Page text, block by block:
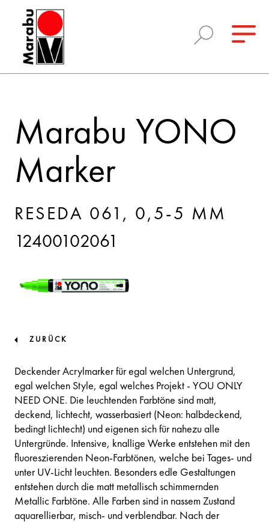
Marabu YONO
Marker
RESEDA 061, 0,5-5 MM
12400102061
ZURÜCK
Deckender Acrylmarker für egal welchen Untergrund,
egal welchen Style, egal welches Projekt - YOU ONLY
NEED ONE. Die leuchtenden Farbtöne sind matt,
deckend, lichtecht, wasserbasiert (Neon: halbdeckend,
bedingt lichtecht) und eigenen sich für nahezu alle
Untergründe. Intensive, knallige Werke entstehen mit den
fluoreszierenden Neon-Farbtönen, welche bei Tages- und
unter UV-Licht leuchten. Besonders edle Gestaltungen
entstehen durch die matt metallisch schimmernden
Metallic Farbtöne. Alle Farben sind in nassem Zustand
aquarellierbar, misch- und verblendbar. Nach der